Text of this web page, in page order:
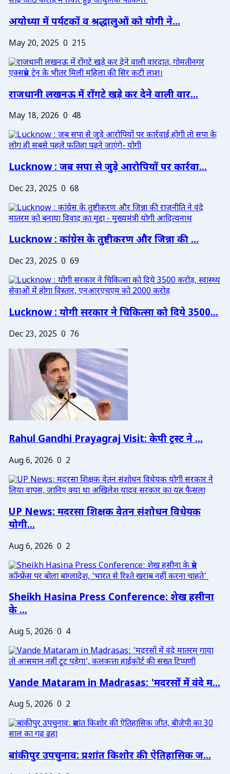
अयोध्या में पर्यटकों व श्रद्धालुओं को योगी ने...
May 20, 2025 0 215
राजधानी लखनऊ में रोंगटे खड़े कर देने वाली वार...
May 18, 2026 0 48
Lucknow : जब सपा से जुड़े आरोपियों पर कार्रवा...
Dec 23, 2025 0 68
Lucknow : कांग्रेस के तुष्टीकरण और जिन्ना की ...
Dec 23, 2025 0 69
Lucknow : योगी सरकार ने चिकित्सा को दिये 3500...
Dec 23, 2025 0 76
Rahul Gandhi Prayagraj Visit: केपी ट्रस्ट ने ...
Aug 6, 2026 0 2
UP News: मदरसा शिक्षक वेतन संशोधन विधेयक
योगी...
Aug 6, 2026 0 2
Sheikh Hasina Press Conference: शेख हसीना
के ...
Aug 5, 2026 0 4
Vande Mataram in Madrasas: 'मदरसों में वंदे म...
Aug 5, 2026 0 2
बांकीपुर उपचुनाव: प्रशांत किशोर की ऐतिहासिक ज...